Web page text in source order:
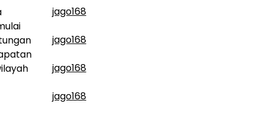
jago168
jago168
jago168
jago168